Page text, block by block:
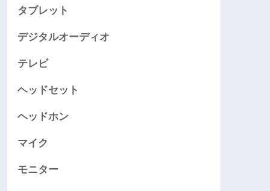
タブレット
デジタルオーディオ
テレビ
ヘッドセット
ヘッドホン
マイク
モニター